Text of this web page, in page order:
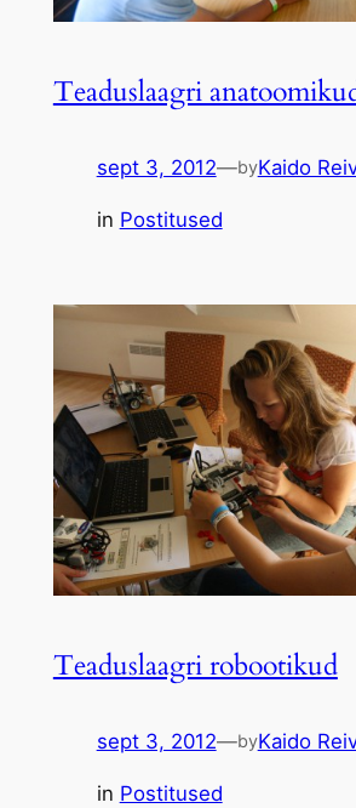
Teaduslaagri
sept 3, 2012—byKaido
in Postitused
Teaduslaagri robootikud
sept 3, 2012—byKaido
in Postitused